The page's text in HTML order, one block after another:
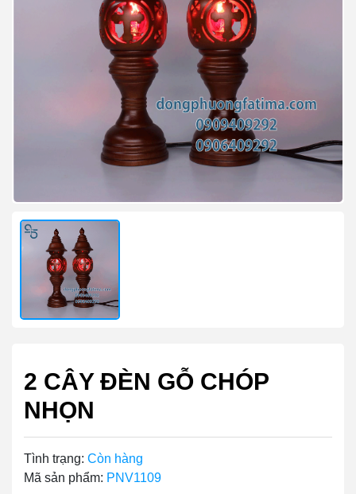
2 CÂY ĐÈN GỖ CHÓP
NHỌN
Tình trạng: Còn hàng
Mã sản phẩm: PNV1109